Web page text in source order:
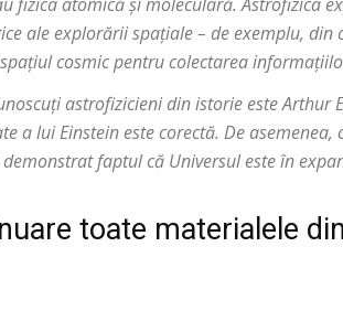
ale explorării spațiale – de exemplu,
cosmic pentru colectarea
astrofizicieni din istorie este
a lui Einstein este corectă. De
faptul că Universul este în
toate materialele